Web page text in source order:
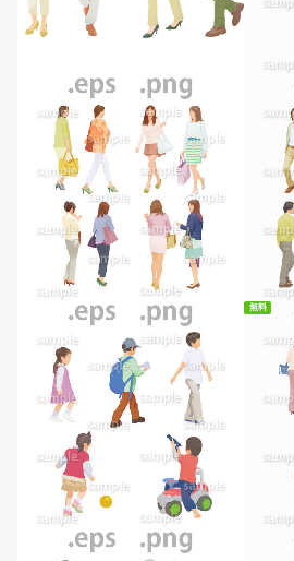
無料ダウンロード
無料